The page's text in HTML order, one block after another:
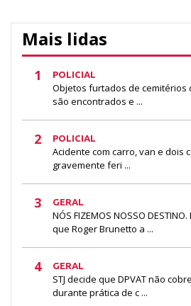
Mais lidas
1 POLICIAL
Objetos furtados de cemitérios
são encontrados e ...
2 POLICIAL
Acidente com carro, van e dois
gravemente feri ...
3 GERAL
NÓS FIZEMOS NOSSO
que Roger Brunetto a ...
4 GERAL
STJ decide que DPVAT não
durante prática de c ...